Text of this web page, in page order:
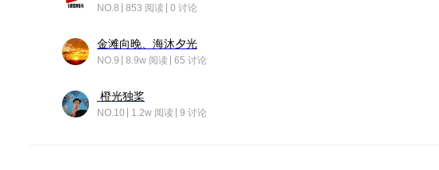
NO.8 853 阅读 0 讨论
金滩向晚、海沐夕光
NO.9 8.9w 阅读 65 讨论
橙光独桨
NO.10 1.2w 阅读 9 讨论